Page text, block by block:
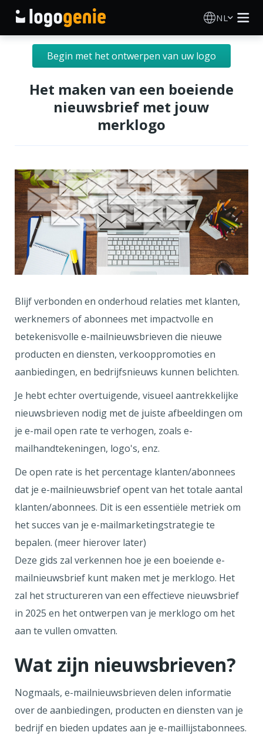
NL
Logo Maken
AI logogenerator
Logo-ideeën
Gedrukte producten
Over
Blog
INLOGGEN
Begin met het ontwerpen van uw logo
Het maken van een boeiende
nieuwsbrief met jouw
merklogo
Blijf verbonden en onderhoud relaties met klanten,
werknemers of abonnees met impactvolle en
betekenisvolle e-mailnieuwsbrieven die nieuwe
producten en diensten, verkooppromoties en
aanbiedingen, en bedrijfsnieuws kunnen belichten.
Je hebt echter overtuigende, visueel aantrekkelijke
nieuwsbrieven nodig met de juiste afbeeldingen om
je e-mail open rate te verhogen, zoals e-
mailhandtekeningen, logo's, enz.
De open rate is het percentage klanten/abonnees
dat je e-mailnieuwsbrief opent van het totale aantal
klanten/abonnees. Dit is een essentiële metriek om
het succes van je e-mailmarketingstrategie te
bepalen. (meer hierover later)
Deze gids zal verkennen hoe je een boeiende e-
mailnieuwsbrief kunt maken met je merklogo. Het
zal het structureren van een effectieve nieuwsbrief
in 2025 en het ontwerpen van je merklogo om het
aan te vullen omvatten.
Wat zijn nieuwsbrieven?
Nogmaals, e-mailnieuwsbrieven delen informatie
over de aanbiedingen, producten en diensten van je
bedrijf en bieden updates aan je e-maillijstabonnees.